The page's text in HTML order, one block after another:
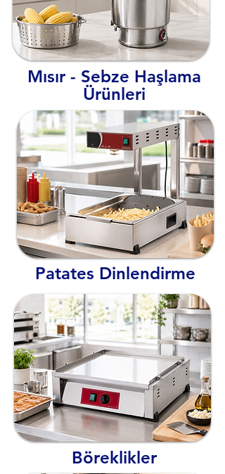
Mısır - Sebze Haşlama
Ürünleri
Böreklikler
Patates Dinlendirme